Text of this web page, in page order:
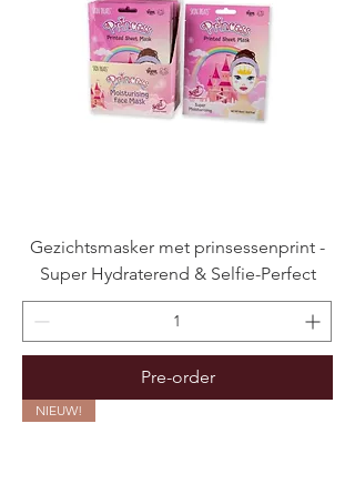
Gezichtsmasker met prinsessenprint -
Super Hydraterend & Selfie-Perfect
Pre-order
NIEUW!